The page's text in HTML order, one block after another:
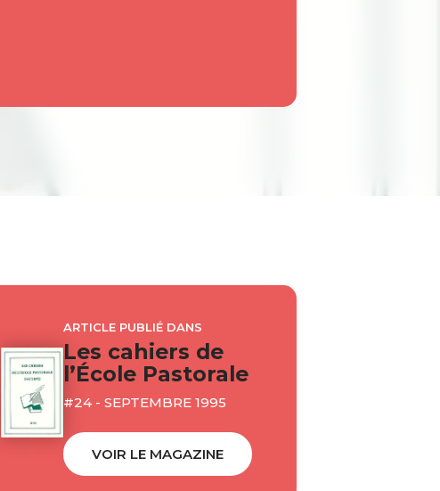
ARTICLE PUBLIÉ DANS
Les cahiers de
l’École Pastorale
#24 - SEPTEMBRE 1995
VOIR LE MAGAZINE